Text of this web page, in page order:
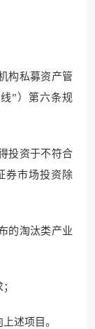
构私募资产管
”）第六条规
投资于不符合
券市场投资除
的淘汰类产业
述项目。